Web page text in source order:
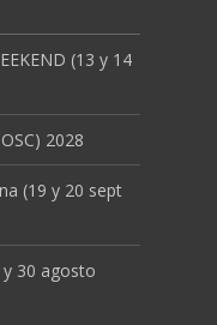
(13 y 14
2028
(19 y 20 sept
y 30 agosto